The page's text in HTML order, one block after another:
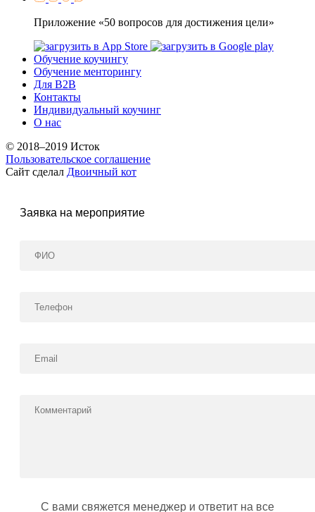
Приложение «50 вопросов для достижения цели»
Обучение коучингу
Обучение менторингу
Для B2B
Контакты
Индивидуальный коучинг
О нас
© 2018–2019 Исток
Пользовательское соглашение
Сайт сделал Двоичный кот
Заявка на мероприятие
С вами свяжется менеджер и ответит на все